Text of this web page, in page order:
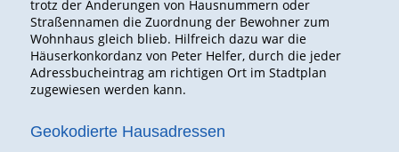
trotz der Änderungen von Hausnummern oder
Straßennamen die Zuordnung der Bewohner zum
Wohnhaus gleich blieb. Hilfreich dazu war die
Häuserkonkordanz von Peter Helfer, durch die jeder
Adressbucheintrag am richtigen Ort im Stadtplan
zugewiesen werden kann.
Geokodierte Hausadressen